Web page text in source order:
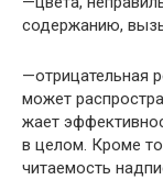
содержанию,
—отрицательная
может
жает
в целом. Кроме
читаемость